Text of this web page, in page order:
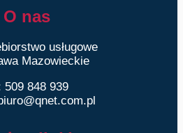
O nas
usługowe
Mazowieckie
509 848 939